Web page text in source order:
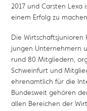
2017 und Carsten Lexa
einem Erfolg zu
Die Wirtschaftsjunioren
jungen Unternehmern
rund 80 Mitgliedern,
Schweinfurt und
ehrenamtlich für die
Bundesweit gehören
allen Bereichen der